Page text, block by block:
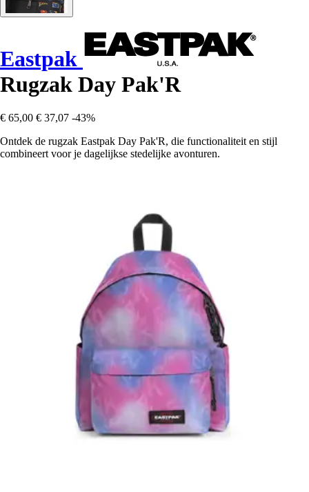
Eastpak
Rugzak Day Pak'R
€ 65,00 € 37,07 -43%
Ontdek de rugzak Eastpak Day Pak'R, die functionaliteit en stijl
combineert voor je dagelijkse stedelijke avonturen.